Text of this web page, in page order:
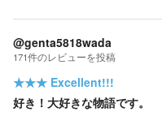
@genta5818wada
171件のレビューを投稿
★★★ Excellent!!!
好き！大好きな物語です。